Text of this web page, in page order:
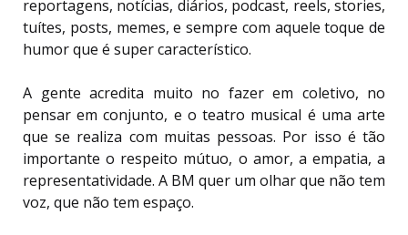
reportagens, notícias, diários, podcast, reels, stories,
tuítes, posts, memes, e sempre com aquele toque de
humor que é super característico.
A gente acredita muito no fazer em coletivo, no
pensar em conjunto, e o teatro musical é uma arte
que se realiza com muitas pessoas. Por isso é tão
importante o respeito mútuo, o amor, a empatia, a
representatividade. A BM quer um olhar que não tem
voz, que não tem espaço.